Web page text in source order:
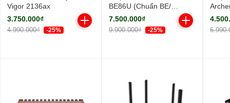
Vigor 2136ax
3.750.000₫
4.990.000₫ -25%
BE86U (Chuẩn BE/
BE6800Mbps/ 3 Ăng-ten
ngoài, 1 ăng-ten ngầm/
AIMesh)
7.500.000₫
9.900.000₫ -25%